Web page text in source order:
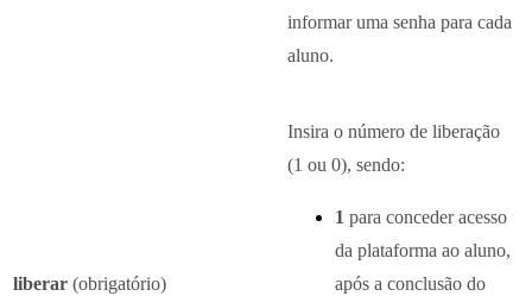
informar uma senha para cada
aluno.
liberar (obrigatório)
Insira o número de liberação
(1 ou 0), sendo:
1 para conceder acesso
da plataforma ao aluno,
após a conclusão do